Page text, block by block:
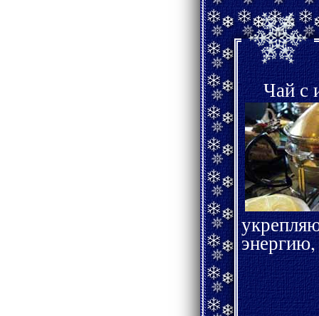
Чай с